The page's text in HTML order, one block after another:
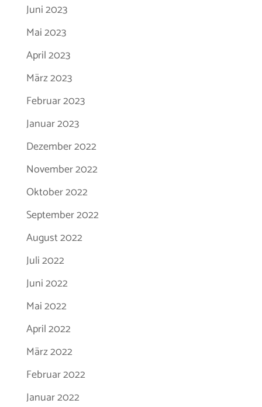
Juni 2023
Mai 2023
April 2023
März 2023
Februar 2023
Januar 2023
Dezember 2022
November 2022
Oktober 2022
September 2022
August 2022
Juli 2022
Juni 2022
Mai 2022
April 2022
März 2022
Februar 2022
Januar 2022